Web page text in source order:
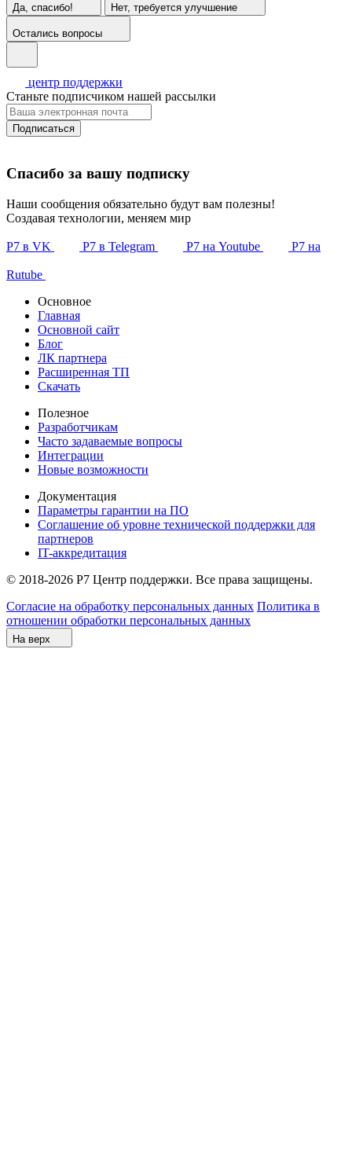
Да, спасибо! Нет, требуется улучшение
Остались вопросы
центр поддержки
Станьте подписчиком нашей рассылки
Подписаться
Спасибо за вашу подписку
Наши сообщения обязательно будут вам полезны!
Создавая технологии, меняем мир
Р7 в VK Р7 в Telegram Р7 на Youtube Р7 на
Rutube
Основное
Главная
Основной сайт
Блог
ЛК партнера
Расширенная ТП
Скачать
Полезное
Разработчикам
Часто задаваемые вопросы
Интеграции
Новые возможности
Документация
Параметры гарантии на ПО
Соглашение об уровне технической поддержки для
партнеров
IT-аккредитация
© 2018-2026 Р7 Центр поддержки. Все права защищены.
Согласие на обработку персональных данных Политика в
отношении обработки персональных данных
На верх